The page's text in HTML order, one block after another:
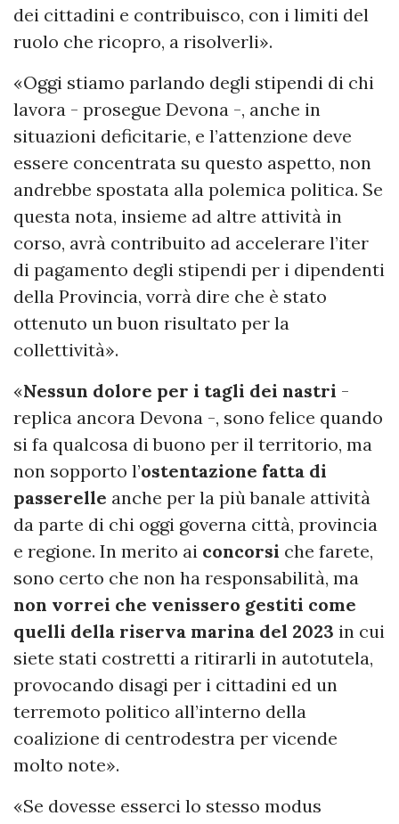
dei cittadini e contribuisco, con i limiti del
ruolo che ricopro, a risolverli».
«Oggi stiamo parlando degli stipendi di chi
lavora - prosegue Devona -, anche in
situazioni deficitarie, e l’attenzione deve
essere concentrata su questo aspetto, non
andrebbe spostata alla polemica politica. Se
questa nota, insieme ad altre attività in
corso, avrà contribuito ad accelerare l’iter
di pagamento degli stipendi per i dipendenti
della Provincia, vorrà dire che è stato
ottenuto un buon risultato per la
collettività».
«Nessun dolore per i tagli dei nastri -
replica ancora Devona -, sono felice quando
si fa qualcosa di buono per il territorio, ma
non sopporto l’ostentazione fatta di
passerelle anche per la più banale attività
da parte di chi oggi governa città, provincia
e regione. In merito ai concorsi che farete,
sono certo che non ha responsabilità, ma
non vorrei che venissero gestiti come
quelli della riserva marina del 2023 in cui
siete stati costretti a ritirarli in autotutela,
provocando disagi per i cittadini ed un
terremoto politico all’interno della
coalizione di centrodestra per vicende
molto note».
«Se dovesse esserci lo stesso modus